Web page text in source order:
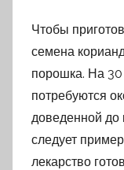
Чтобы
семена
порошка. На 30
потребуются
доведенной до
следует
лекарство